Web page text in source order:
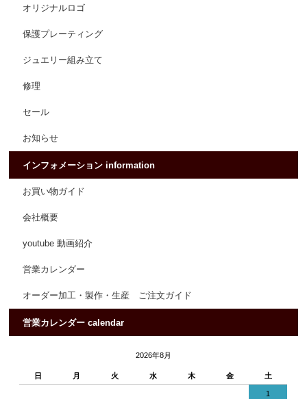
オリジナルロゴ
保護プレーティング
ジュエリー組み立て
修理
セール
お知らせ
インフォメーション information
お買い物ガイド
会社概要
youtube 動画紹介
営業カレンダー
オーダー加工・製作・生産 ご注文ガイド
営業カレンダー calendar
2026年8月
日 月 火 水 木 金 土
1